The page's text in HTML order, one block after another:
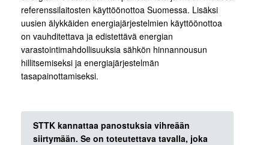
referenssilaitosten käyttöönottoa Suomessa. Lisäksi
uusien älykkäiden energiajärjestelmien käyttöönottoa
on vauhditettava ja edistettävä energian
varastointimahdollisuuksia sähkön hinnannousun
hillitsemiseksi ja energiajärjestelmän
tasapainottamiseksi.
STTK kannattaa panostuksia vihreään
siirtymään. Se on toteutettava tavalla, joka